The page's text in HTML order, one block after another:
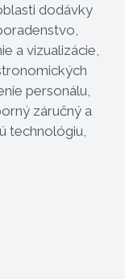
dodávky
a vizualizácie,
personálu,
záručný a
technológiu,